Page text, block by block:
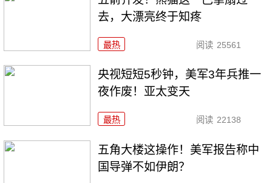
去，大漂亮终于知疼
最热 阅读 25561
央视短短5秒钟，美军3年兵推一
夜作废！亚太变天
最热 阅读 22138
五角大楼这操作！美军报告称中
国导弹不如伊朗？